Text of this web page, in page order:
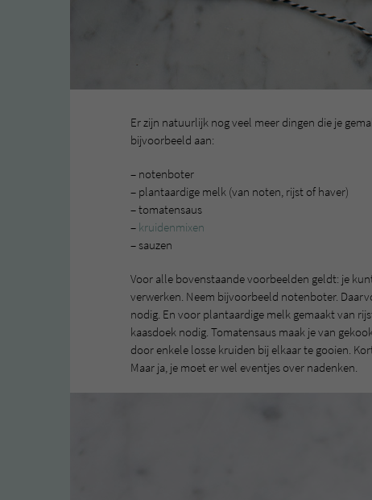
Er zijn natuurlijk nog veel meer dingen die je
bijvoorbeeld aan:
– notenboter
– plantaardige melk (van noten, rijst of haver)
– tomatensaus
– kruidenmixen
– sauzen
Voor alle bovenstaande voorbeelden geldt: je
verwerken. Neem bijvoorbeeld notenboter.
nodig. En voor plantaardige melk gemaakt van
kaasdoek nodig. Tomatensaus maak je van
door enkele losse kruiden bij elkaar te gooien.
Maar ja, je moet er wel eventjes over nadenken.